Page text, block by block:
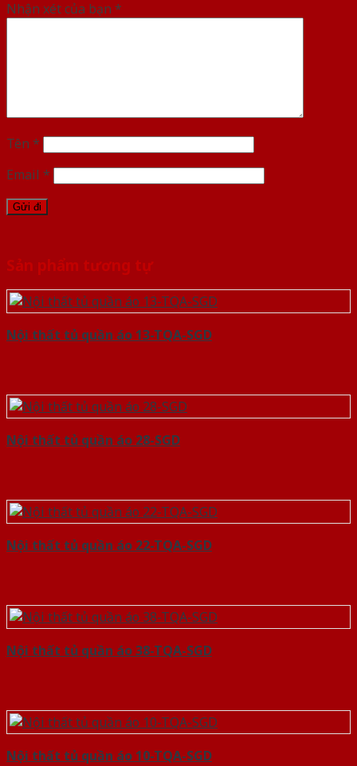
Nhận xét của bạn *
Tên *
Email *
Sản phẩm tương tự
Nội thất tủ quần áo 13-TQA-SGD
Nội thất tủ quần áo 28-SGD
Nội thất tủ quần áo 22-TQA-SGD
Nội thất tủ quần áo 38-TQA-SGD
Nội thất tủ quần áo 10-TQA-SGD